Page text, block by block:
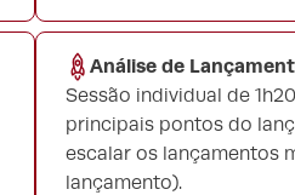
Análise de
Sessão individual de
principais pontos do
escalar os lançamentos
lançamento).